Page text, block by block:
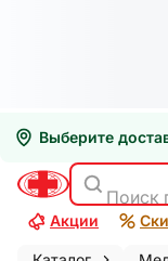
Выберите
Поиск
Акции